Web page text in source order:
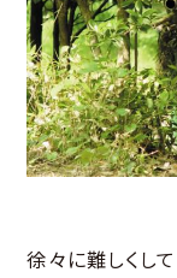
徐々に難しくし